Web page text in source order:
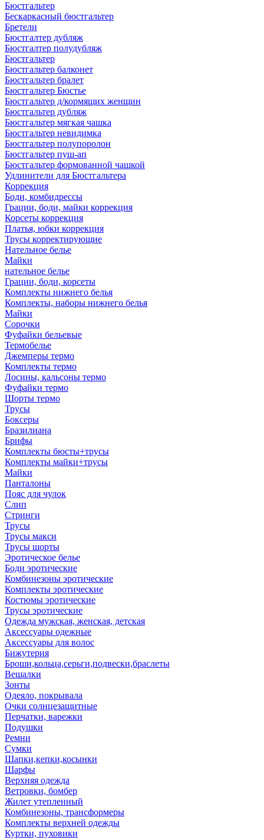
Бюстгальтер
Бескаркасный бюстгальтер
Бретели
Бюстгалтер дубляж
Бюстгалтер полудубляж
Бюстгальтер
Бюстгальтер балконет
Бюстгальтер бралет
Бюстгальтер Бюстье
Бюстгальтер д/кормящих женщин
Бюстгальтер дубляж
Бюстгальтер мягкая чашка
Бюстгальтер невидимка
Бюстгальтер полупоролон
Бюстгальтер пуш-ап
Бюстгальтер формованной чашкой
Удлинители для Бюстгальтера
Коррекция
Боди, комбидрессы
Грации, боди, майки коррекция
Корсеты коррекция
Платья, юбки коррекция
Трусы корректирующие
Нательное белье
Майки
нательное белье
Грации, боди, корсеты
Комплекты нижнего белья
Комплекты, наборы нижнего белья
Майки
Сорочки
Фуфайки бельевые
Термобелье
Джемперы термо
Комплекты термо
Лосины, кальсоны термо
Фуфайки термо
Шорты термо
Трусы
Боксеры
Бразилиана
Брифы
Комплекты бюсты+трусы
Комплекты майки+трусы
Майки
Панталоны
Пояс для чулок
Слип
Стринги
Трусы
Трусы макси
Трусы шорты
Эротическое белье
Боди эротические
Комбинезоны эротические
Комплекты эротические
Костюмы эротические
Трусы эротические
Одежда мужская, женская, детская
Аксессуары одежные
Аксессуары для волос
Бижутерия
Броши,кольца,серьги,подвески,браслеты
Вешалки
Зонты
Одеяло, покрывала
Очки солнцезащитные
Перчатки, варежки
Подушки
Ремни
Сумки
Шапки,кепки,косынки
Шарфы
Верхняя одежда
Ветровки, бомбер
Жилет утепленный
Комбинезоны, трансформеры
Комплекты верхней одежды
Куртки, пуховики